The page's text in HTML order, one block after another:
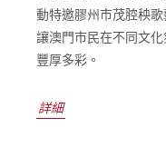
動特邀膠州市茂腔秧
讓澳門市民在不同文
豐厚多彩。
詳細